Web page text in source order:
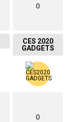
0
CES 2020
GADGETS
0